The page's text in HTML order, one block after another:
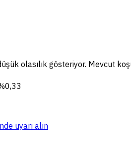
olasılık gösteriyor. Mevcut
uyarı alın